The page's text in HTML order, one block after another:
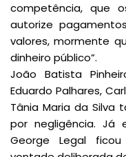
competência, que
autorize
valores, mormente
dinheiro público”.
João Batista
Eduardo Palhares,
Tânia Maria da Silva
por negligência. Já
George Legal